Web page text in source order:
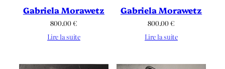
Gabriela Morawetz
800.00€
Lire la suite
Gabriela Morawetz
800.00€
Lire la suite